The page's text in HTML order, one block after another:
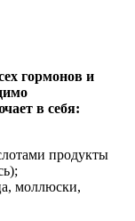
гормонов и
в себя:
продукты
моллюски,